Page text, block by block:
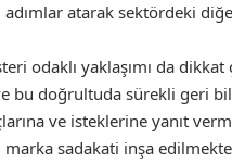
atarak sektördeki
odaklı yaklaşımı da
bu doğrultuda sürekli geri
ve isteklerine yanıt
marka sadakati inşa